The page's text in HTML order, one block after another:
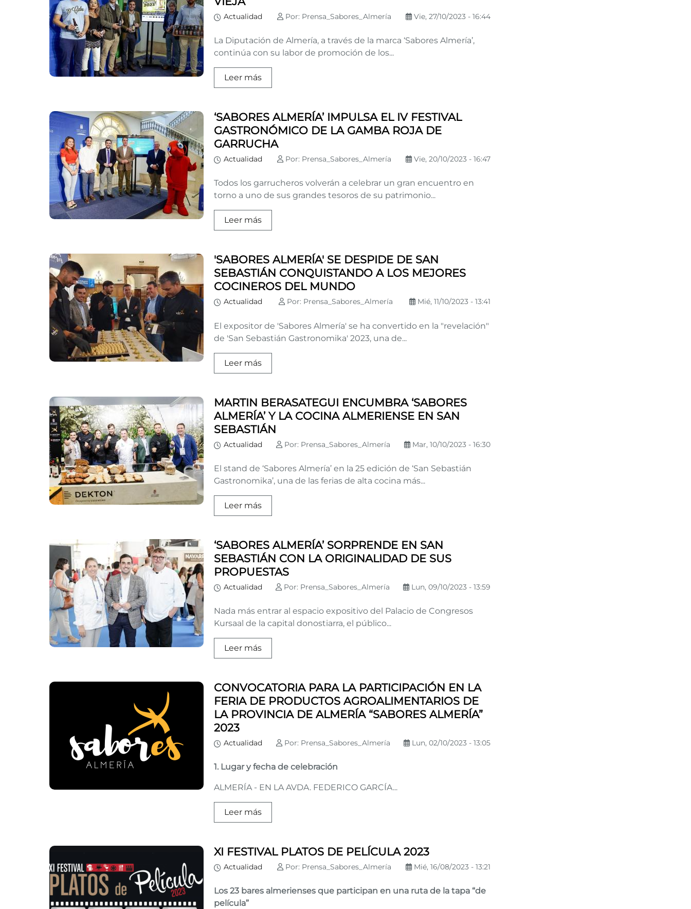
Actualidad Por: Prensa_Sabores_Almería Vie, 27/10/2023 - 16:44
La Diputación de Almería, a través de la marca ‘Sabores Almería’,
continúa con su labor de promoción de los...
Leer más
‘SABORES ALMERÍA’ IMPULSA EL IV FESTIVAL
GASTRONÓMICO DE LA GAMBA ROJA DE
GARRUCHA
Actualidad Por: Prensa_Sabores_Almería Vie, 20/10/2023 - 16:47
Todos los garrucheros volverán a celebrar un gran encuentro en
torno a uno de sus grandes tesoros de su patrimonio...
Leer más
'SABORES ALMERÍA' SE DESPIDE DE SAN
SEBASTIÁN CONQUISTANDO A LOS MEJORES
COCINEROS DEL MUNDO
Actualidad Por: Prensa_Sabores_Almería Mié, 11/10/2023 - 13:41
El expositor de 'Sabores Almería' se ha convertido en la "revelación"
de 'San Sebastián Gastronomika' 2023, una de...
Leer más
MARTIN BERASATEGUI ENCUMBRA ‘SABORES
ALMERÍA’ Y LA COCINA ALMERIENSE EN SAN
SEBASTIÁN
Actualidad Por: Prensa_Sabores_Almería Mar, 10/10/2023 - 16:30
El stand de ‘Sabores Almería’ en la 25 edición de ‘San Sebastián
Gastronomika’, una de las ferias de alta cocina más...
Leer más
‘SABORES ALMERÍA’ SORPRENDE EN SAN
SEBASTIÁN CON LA ORIGINALIDAD DE SUS
PROPUESTAS
Actualidad Por: Prensa_Sabores_Almería Lun, 09/10/2023 - 13:59
Nada más entrar al espacio expositivo del Palacio de Congresos
Kursaal de la capital donostiarra, el público...
Leer más
CONVOCATORIA PARA LA PARTICIPACIÓN EN LA
FERIA DE PRODUCTOS AGROALIMENTARIOS DE
LA PROVINCIA DE ALMERÍA “SABORES ALMERÍA”
2023
Actualidad Por: Prensa_Sabores_Almería Lun, 02/10/2023 - 13:05
1. Lugar y fecha de celebración
ALMERÍA - EN LA AVDA. FEDERICO GARCÍA...
Leer más
XI FESTIVAL PLATOS DE PELÍCULA 2023
Actualidad Por: Prensa_Sabores_Almería Mié, 16/08/2023 - 13:21
Los 23 bares almerienses que participan en una ruta de la tapa “de
película”